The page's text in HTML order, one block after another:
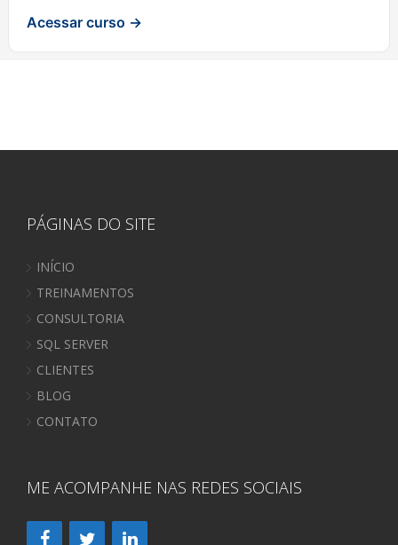
Acessar curso →
PÁGINAS DO SITE
INÍCIO
TREINAMENTOS
CONSULTORIA
SQL SERVER
CLIENTES
BLOG
CONTATO
ME ACOMPANHE NAS REDES SOCIAIS